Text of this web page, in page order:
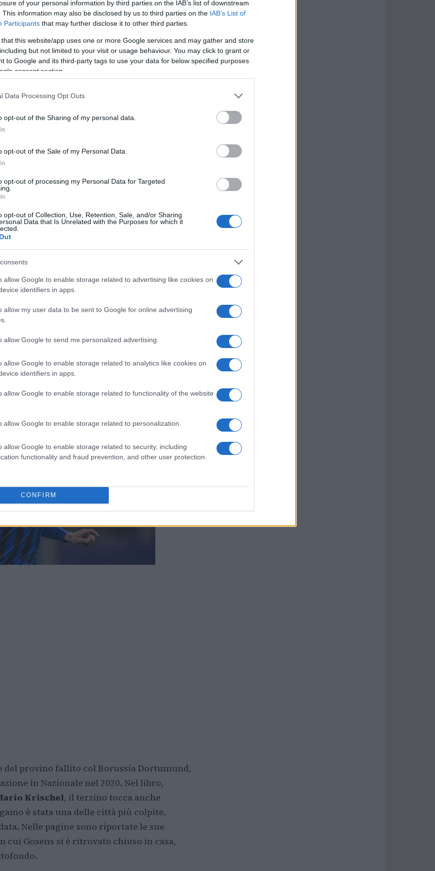
of your personal information by third parties on the IAB’s list of downstream
This information may also be disclosed by us to third parties on the IAB’s List of
Participants that may further disclose it to other third parties.
that this website/app uses one or more Google services and may gather and store
but not limited to your visit or usage behaviour. You may click to grant or
to Google and its third-party tags to use your data for below specified purposes
consent section.
Data Processing Opt Outs
opt-out of the Sharing of my personal data.
opt-out of the Sale of my Personal Data.
opt-out of processing my Personal Data for Targeted
opt-out of Collection, Use, Retention, Sale, and/or Sharing
Data that Is Unrelated with the Purposes for which it
allow Google to enable storage related to advertising like cookies on
identifiers in apps.
allow my user data to be sent to Google for online advertising
allow Google to send me personalized advertising.
allow Google to enable storage related to analytics like cookies on
identifiers in apps.
allow Google to enable storage related to functionality of the website
allow Google to enable storage related to personalization.
allow Google to enable storage related to security, including
functionality and fraud prevention, and other user protection.
CONFIRM
“Vale la pena sognare?”.
calciatori protagonisti dell’Atalanta di
2019-2020 che è definitivamente
dell’undici nerazzurro.
Instagram,
che avrà come sottotitolo Da
migliori terzini d’Europa”
di 256 pagine che racconta il percorso
lavoro ha saputo affermarsi nel calcio
famiglia e alla sua infanzia, sono tanti gli
provino fallito col Borussia Dortumund,
in Nazionale nel 2020. Nel libro,
Krischel, il terzino tocca anche
è stata una delle città più colpite,
Nelle pagine sono riportate le sue
Gosens si è ritrovato chiuso in casa,